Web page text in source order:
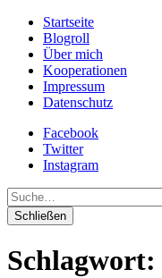
Startseite
Blogroll
Über mich
Kooperationen
Impressum
Datenschutz
Facebook
Twitter
Instagram
Suche
Schließen
Schlagwort: